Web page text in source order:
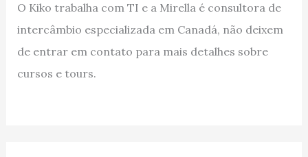
O Kiko trabalha com TI e a Mirella é consultora de
intercâmbio especializada em Canadá, não deixem
de entrar em contato para mais detalhes sobre
cursos e tours.